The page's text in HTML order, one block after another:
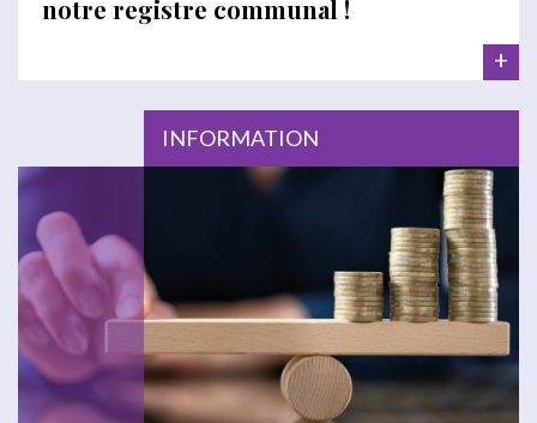
notre registre communal !
+
INFORMATION